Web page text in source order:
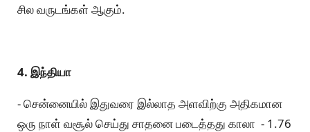
சில வருடங்கள் ஆகும்.
4. இந்தியா
- சென்னையில் இதுவரை இல்லாத அளவிற்கு அதிகமான
ஒரு நாள் வசூல் செய்து சாதனை படைத்தது காலா - 1.76